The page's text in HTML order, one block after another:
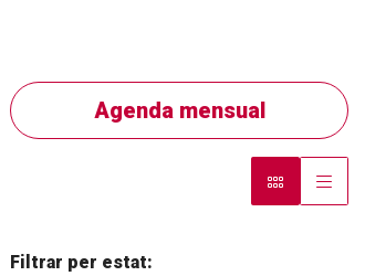
Agenda mensual
Filtrar per estat: